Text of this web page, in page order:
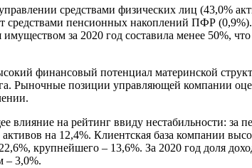
средствами физических лиц (43,0%
пенсионных накоплений ПФР
за 2020 год составила менее 50%,
финансовый потенциал материнской
Рыночные позиции управляющей компании
на рейтинг ввиду нестабильности: за
на 12,4%. Клиентская база компании
крупнейшего – 13,6%. За 2020 год доля
– 3,0%.